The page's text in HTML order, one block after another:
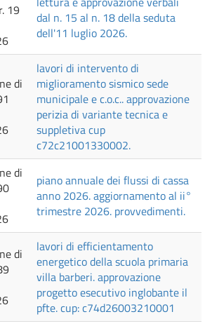
19
dal n. 15 al n. 18 della seduta
dell'11 luglio 2026.
di
lavori di intervento di
miglioramento sismico sede
municipale e c.o.c.. approvazione
perizia di variante tecnica e
suppletiva cup
c72c21001330002.
di
piano annuale dei flussi di cassa
anno 2026. aggiornamento al ii°
trimestre 2026. provvedimenti.
di
lavori di efficientamento
energetico della scuola primaria
villa barberi. approvazione
progetto esecutivo inglobante il
pfte. cup: c74d26003210001